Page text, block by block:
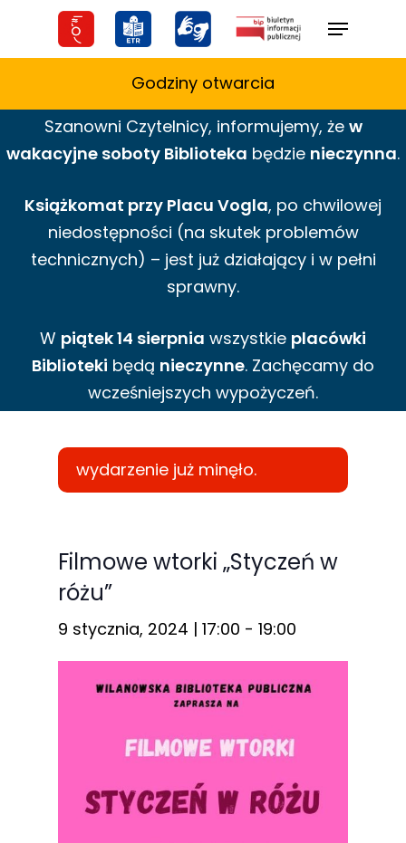
Menu
Godziny otwarcia
Szanowni Czytelnicy, informujemy, że w
wakacyjne soboty Biblioteka będzie nieczynna.
Książkomat przy Placu Vogla, po chwilowej
niedostępności (na skutek problemów
technicznych) – jest już działający i w pełni
sprawny.
W piątek 14 sierpnia wszystkie placówki
Biblioteki będą nieczynne. Zachęcamy do
wcześniejszych wypożyczeń.
wydarzenie już minęło.
Filmowe wtorki „Styczeń w
różu”
9 stycznia, 2024 | 17:00 - 19:00
Te pliki cookie
nie są
opcjonalne. Są
one potrzebne
Statystyka
Abyśmy mogli